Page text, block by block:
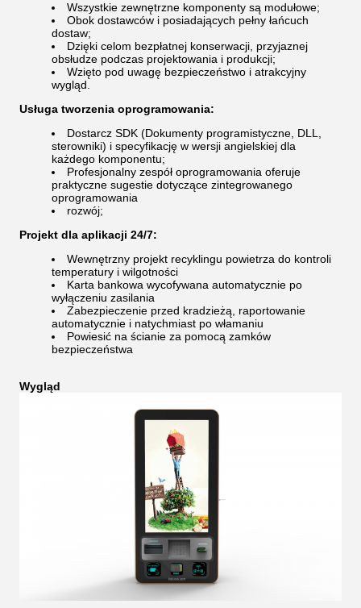
Wszystkie zewnętrzne komponenty są modułowe;
Obok dostawców i posiadających pełny łańcuch
dostaw;
Dzięki celom bezpłatnej konserwacji, przyjaznej
obsłudze podczas projektowania i produkcji;
Wzięto pod uwagę bezpieczeństwo i atrakcyjny
wygląd.
Usługa tworzenia oprogramowania:
Dostarcz SDK (Dokumenty programistyczne, DLL,
sterowniki) i specyfikację w wersji angielskiej dla
każdego komponentu;
Profesjonalny zespół oprogramowania oferuje
praktyczne sugestie dotyczące zintegrowanego
oprogramowania
rozwój;
Projekt dla aplikacji 24/7:
Wewnętrzny projekt recyklingu powietrza do kontroli
temperatury i wilgotności
Karta bankowa wycofywana automatycznie po
wyłączeniu zasilania
Zabezpieczenie przed kradzieżą, raportowanie
automatycznie i natychmiast po włamaniu
Powiesić na ścianie za pomocą zamków
bezpieczeństwa
Wygląd